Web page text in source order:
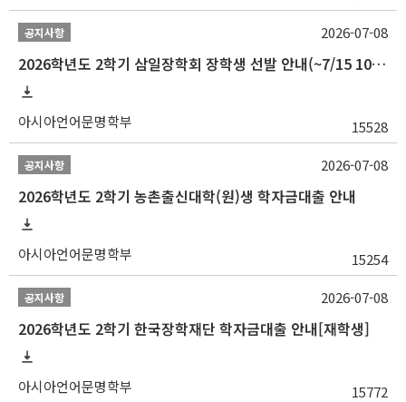
공지사항
2026학년도 2학기 삼일장학회 장학생 선발 안내(~7/15 10:00)
아시아언어문명학부 15528
2026-07-08
공지사항
2026학년도 2학기 농촌출신대학(원)생 학자금대출 안내
아시아언어문명학부 15254
2026-07-08
공지사항
2026학년도 2학기 한국장학재단 학자금대출 안내[재학생]
아시아언어문명학부 15772
2026-07-08